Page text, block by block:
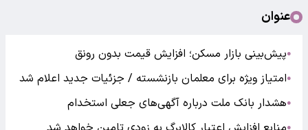
عنوان
●پیش‌بینی بازار مسکن؛ افزایش قیمت بدون رونق
●امتیاز ویژه برای معلمان بازنشسته / جزئیات جدید اعلام شد
●هشدار بانک ملت درباره آگهی‌های جعلی استخدام
●